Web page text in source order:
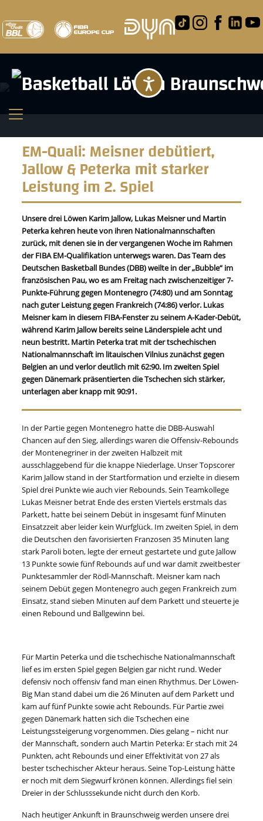
EM-Quali: Meisner debütiert,
Jallow & Peterka mit starker
Leistung im 2. Spiel
Unsere drei Löwen Karim Jallow, Lukas Meisner und Martin
Peterka kehren heute von ihren Nationalmannschaften
zurück, mit denen sie in der vergangenen Woche im Rahmen
der FIBA EM-Qualifikation unterwegs waren. Das Team des
Deutschen Basketball Bundes (DBB) weilte in der „Bubble“ im
französischen Pau, wo es am Freitag nach zwischenzeitiger 7-
Punkte-Führung gegen Montenegro (74:80) und am Sonntag
nach guter Leistung gegen Frankreich (74:86) verlor. Lukas
Meisner kam in diesem FIBA-Fenster zu seinem A-Kader-Debüt,
während Karim Jallow bereits seine Länderspiele acht und
neun bestritt. Martin Peterka trat mit der tschechischen
Nationalmannschaft im litauischen Vilnius zunächst gegen
Belgien an und verlor deutlich mit 62:90. Im zweiten Spiel
gegen Dänemark präsentierten die Tschechen sich stärker,
unterlagen aber knapp mit 90:91.
In der Partie gegen Montenegro hatte die DBB-Auswahl
Chancen auf den Sieg, allerdings waren die Offensiv-Rebounds
der Montenegriner in der zweiten Halbzeit mit
ausschlaggebend für die knappe Niederlage. Unser Topscorer
Karim Jallow stand in der Startformation und erzielte in diesem
Spiel drei Punkte wie auch vier Rebounds. Sein Teamkollege
Lukas Meisner betrat Ende des ersten Viertels erstmals das
Parkett, hatte bei seinem Debüt in insgesamt fünf Minuten
Einsatzzeit aber leider kein Wurfglück. Im zweiten Spiel, in dem
die Deutschen den favorisierten Franzosen 35 Minuten lang
stark Paroli boten, legte der erneut gestartete und gute Jallow
13 Punkte sowie fünf Rebounds auf und war damit zweitbester
Punktesammler der Rödl-Mannschaft. Meisner kam nach
seinem Debüt gegen Montenegro auch gegen Frankreich zum
Einsatz, stand sieben Minuten auf dem Parkett und steuerte je
einen Rebound und Ballgewinn bei.
Für Martin Peterka und die tschechische Nationalmannschaft
lief es im ersten Spiel gegen Belgien gar nicht rund. Weder
defensiv noch offensiv fand man einen Rhythmus. Der Löwen-
Big Man stand dabei um die 26 Minuten auf dem Parkett und
kam auf fünf Punkte sowie acht Rebounds. Für Partie zwei
gegen Dänemark hatten sich die Tschechen eine
Leistungssteigerung vorgenommen. Dies gelang – nicht nur
der Mannschaft, sondern auch Martin Peterka: Er stach mit 24
Punkten, acht Rebounds und einer Effektivität von 27 als
bester tschechischer Akteur heraus. Seine Top-Leistung hätte
er noch mit dem Siegwurf krönen können. Allerdings fiel sein
Dreier in der Schlusssekunde nicht durch den Korb.
Nach heutiger Ankunft in Braunschweig werden unsere drei